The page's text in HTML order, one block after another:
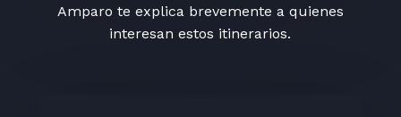
Amparo te explica brevemente a quienes
interesan estos itinerarios.